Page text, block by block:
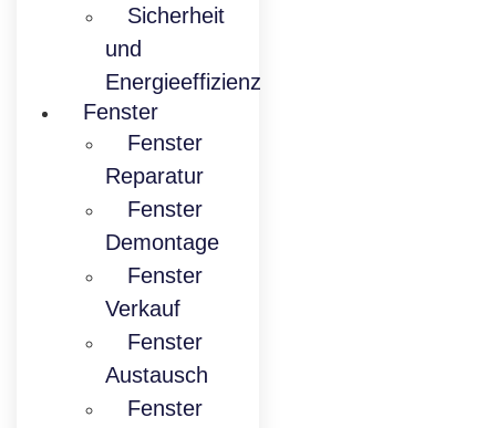
Sicherheit
und
Energieeffizienz
Fenster
Fenster
Reparatur
Fenster
Demontage
Fenster
Verkauf
Fenster
Austausch
Fenster